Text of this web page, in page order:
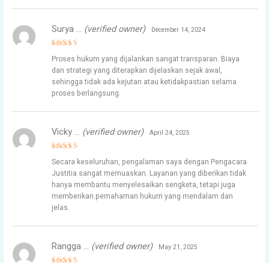
4
out of 5
Surya … (verified owner) December 14, 2024
Proses hukum yang dijalankan sangat transparan. Biaya
dan strategi yang diterapkan dijelaskan sejak awal,
sehingga tidak ada kejutan atau ketidakpastian selama
proses berlangsung.
4
out of 5
Vicky … (verified owner) April 24, 2025
Secara keseluruhan, pengalaman saya dengan Pengacara
Justitia sangat memuaskan. Layanan yang diberikan tidak
hanya membantu menyelesaikan sengketa, tetapi juga
memberikan pemahaman hukum yang mendalam dan
jelas.
Rangga … (verified owner) May 21, 2025